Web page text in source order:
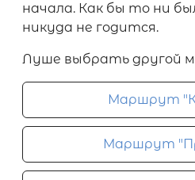
начала. Как бы то ни
никуда не годится.
Луше выбрать другой
Маршрут
Маршрут